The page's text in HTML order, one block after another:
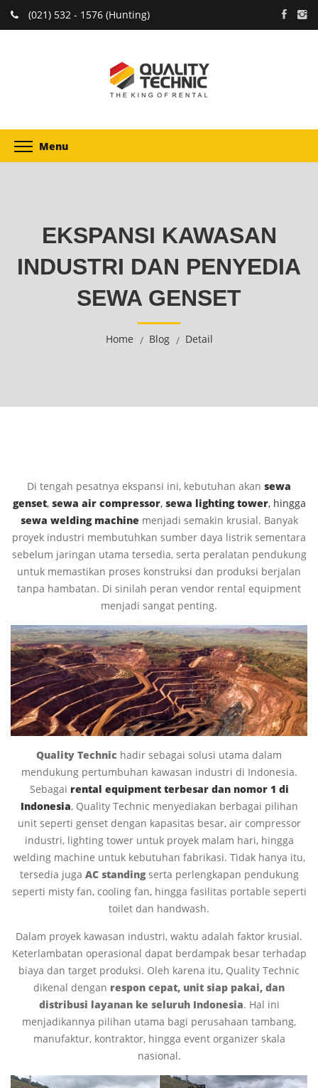
(021) 532 - 1576 (Hunting)
Menu
EKSPANSI KAWASAN
INDUSTRI DAN PENYEDIA
SEWA GENSET
Home Blog Detail
Di tengah pesatnya ekspansi ini, kebutuhan akan sewa
genset, sewa air compressor, sewa lighting tower, hingga
sewa welding machine menjadi semakin krusial. Banyak
proyek industri membutuhkan sumber daya listrik sementara
sebelum jaringan utama tersedia, serta peralatan pendukung
untuk memastikan proses konstruksi dan produksi berjalan
tanpa hambatan. Di sinilah peran vendor rental equipment
menjadi sangat penting.
Quality Technic hadir sebagai solusi utama dalam
mendukung pertumbuhan kawasan industri di Indonesia.
Sebagai rental equipment terbesar dan nomor 1 di
Indonesia, Quality Technic menyediakan berbagai pilihan
unit seperti genset dengan kapasitas besar, air compressor
industri, lighting tower untuk proyek malam hari, hingga
welding machine untuk kebutuhan fabrikasi. Tidak hanya itu,
tersedia juga AC standingserta perlengkapan pendukung
seperti misty fan, cooling fan, hingga fasilitas portable seperti
toilet dan handwash.
Dalam proyek kawasan industri, waktu adalah faktor krusial.
Keterlambatan operasional dapat berdampak besar terhadap
biaya dan target produksi. Oleh karena itu, Quality Technic
dikenal dengan respon cepat, unit siap pakai, dan
distribusi layanan ke seluruh Indonesia. Hal ini
menjadikannya pilihan utama bagi perusahaan tambang,
manufaktur, kontraktor, hingga event organizer skala
nasional.